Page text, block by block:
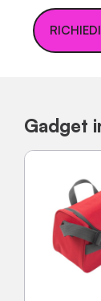
Gadget